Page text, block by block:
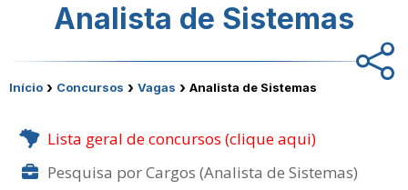
Analista de Sistemas
Início › Concursos › Vagas › Analista de Sistemas
Lista geral de concursos (clique aqui)
Pesquisa por Cargos (Analista de Sistemas)